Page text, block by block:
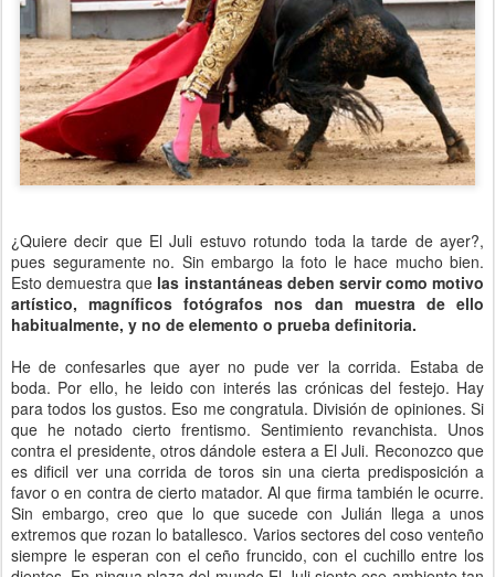
¿Quiere decir que El Juli estuvo rotundo toda la tarde de ayer?,
pues seguramente no. Sin embargo la foto le hace mucho bien.
Esto demuestra que las instantáneas deben servir como motivo
artístico, magníficos fotógrafos nos dan muestra de ello
habitualmente, y no de elemento o prueba definitoria.
He de confesarles que ayer no pude ver la corrida. Estaba de
boda. Por ello, he leido con interés las crónicas del festejo. Hay
para todos los gustos. Eso me congratula. División de opiniones. Si
que he notado cierto frentismo. Sentimiento revanchista. Unos
contra el presidente, otros dándole estera a El Juli. Reconozco que
es dificil ver una corrida de toros sin una cierta predisposición a
favor o en contra de cierto matador. Al que firma también le ocurre.
Sin embargo, creo que lo que sucede con Julián llega a unos
extremos que rozan lo batallesco. Varios sectores del coso venteño
siempre le esperan con el ceño fruncido, con el cuchillo entre los